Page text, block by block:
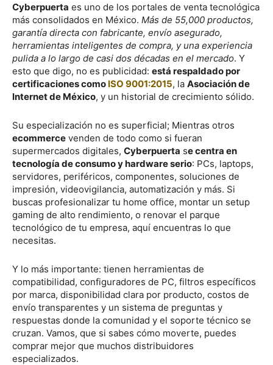
Cyberpuerta es uno de los portales de venta tecnológica
más consolidados en México. Más de 55,000 productos,
garantía directa con fabricante, envío asegurado,
herramientas inteligentes de compra, y una experiencia
pulida a lo largo de casi dos décadas en el mercado. Y
esto que digo, no es publicidad: está respaldado por
certificaciones como ISO 9001:2015, la Asociación de
Internet de México, y un historial de crecimiento sólido.
Su especialización no es superficial; Mientras otros
ecommerce venden de todo como si fueran
supermercados digitales, Cyberpuerta se centra en
tecnología de consumo y hardware serio: PCs, laptops,
servidores, periféricos, componentes, soluciones de
impresión, videovigilancia, automatización y más. Si
buscas profesionalizar tu home office, montar un setup
gaming de alto rendimiento, o renovar el parque
tecnológico de tu empresa, aquí encuentras lo que
necesitas.
Y lo más importante: tienen herramientas de
compatibilidad, configuradores de PC, filtros específicos
por marca, disponibilidad clara por producto, costos de
envío transparentes y un sistema de preguntas y
respuestas donde la comunidad y el soporte técnico se
cruzan. Vamos, que si sabes cómo moverte, puedes
comprar mejor que muchos distribuidores
especializados.